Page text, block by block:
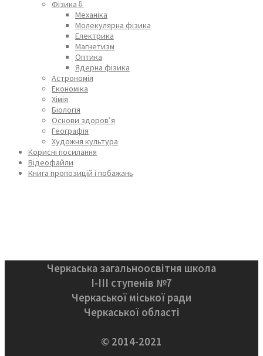
Фізика⇩
Механіка
Молекулярна фізика
Електрика
Магнетизм
Оптика
Ядерна фізика
Астрономія
Економіка
Хімія
Біологія
Основи здоров’я
Географія
Художня культура
Корисні посилання
Відеофайли
Книга пропозицій і побажань
Черкаська загальноосвітня школа
І-ІІІ ступенів №7
Черкаської міської ради
Черкаської області
© 2014-2021